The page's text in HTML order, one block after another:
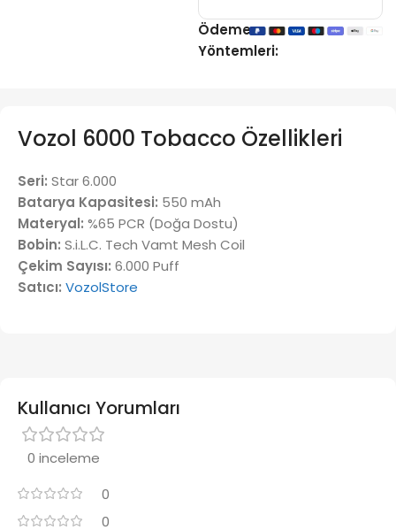
Ödeme
Yöntemleri:
Vozol 6000 Tobacco Özellikleri
Seri: Star 6.000
Batarya Kapasitesi: 550 mAh
Materyal: %65 PCR (Doğa Dostu)
Bobin: S.i.L.C. Tech Vamt Mesh Coil
Çekim Sayısı: 6.000 Puff
Satıcı: VozolStore
Kullanıcı Yorumları
0 inceleme
0
0